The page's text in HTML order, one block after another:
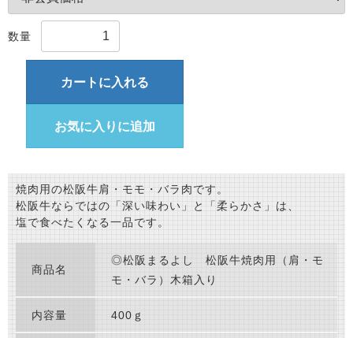
数量
カートに入れる
お気に入りに追加
焼肉用の松阪牛肩・モモ・バラ肉です。
松阪牛ならではの「深い味わい」と「柔らかさ」は、
塩で食べたくなる一品です。
商品名
◎松阪まるよし 松阪牛焼肉用（肩・モ
モ・バラ）木箱入り
内容量 400ｇ